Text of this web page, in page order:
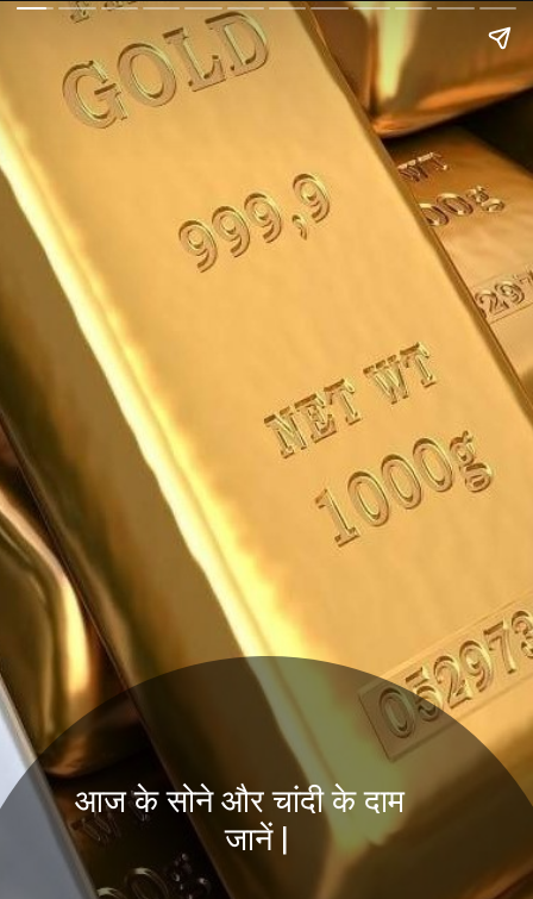
आज के सोने और चांदी के दाम
जानें |